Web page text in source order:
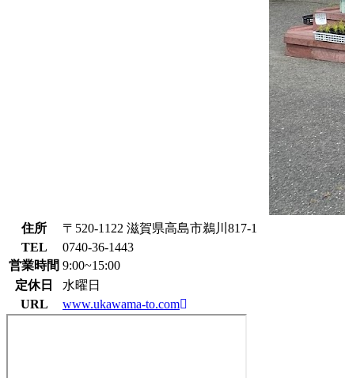
住所
〒520-1122 滋賀県高島市鵜川817-1
TEL
0740-36-1443
営業時間 9:00~15:00
定休日
水曜日
URL
www.ukawama-to.com